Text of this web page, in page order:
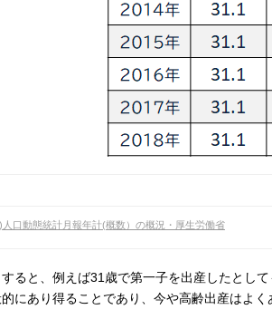
口動態統計月報年計(概数）の概況・厚生労働省
すると、例えば31歳で第一子を出産したとし
にあり得ることであり、今や高齢出産はよく